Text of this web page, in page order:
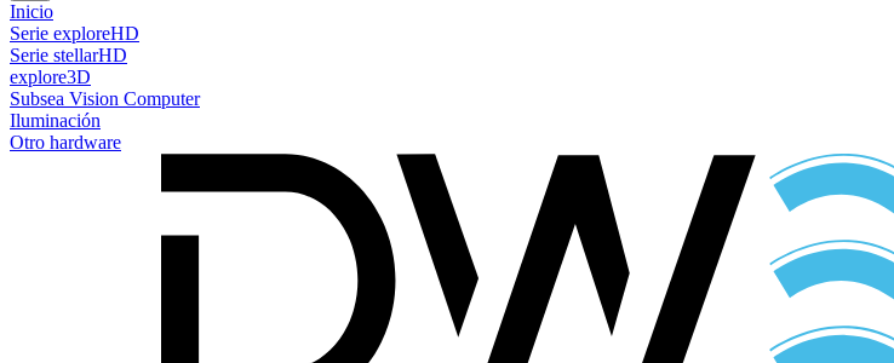
Inicio
Serie exploreHD
Serie stellarHD
explore3D
Subsea Vision Computer
Iluminación
Otro hardware